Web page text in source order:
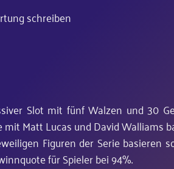
schreiben
Slot mit fünf Walzen und 30
Matt Lucas und David Walliams
Figuren der Serie basieren
für Spieler bei 94%.